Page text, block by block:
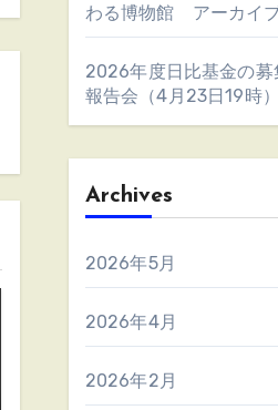
わる博物館 アーカイ
2026年度日比基金の募
報告会（4月23日19時）
Archives
2026年5月
2026年4月
2026年2月